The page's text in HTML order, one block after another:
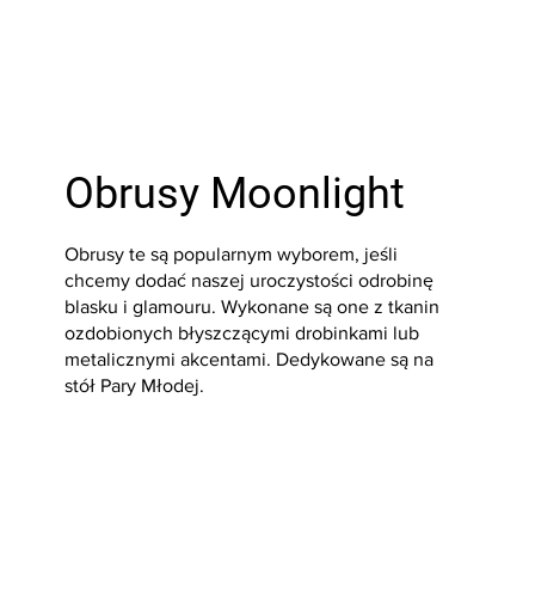
Obrusy te są popularnym wyborem, jeśli
chcemy dodać naszej uroczystości odrobinę
blasku i glamouru. Wykonane są one z tkanin
ozdobionych błyszczącymi drobinkami lub
metalicznymi akcentami. Dedykowane są na
stół Pary Młodej.
Obrusy Moonlight